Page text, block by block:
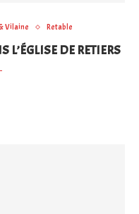
Vilaine Retable
L’ÉGLISE DE RETIERS